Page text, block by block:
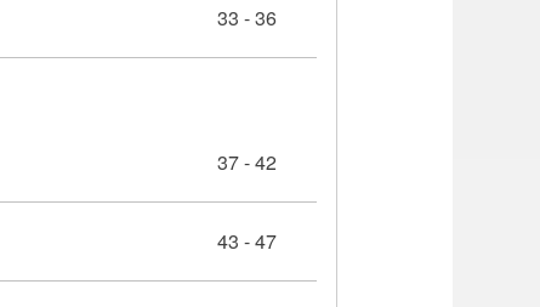
33 - 36
37 - 42
43 - 47